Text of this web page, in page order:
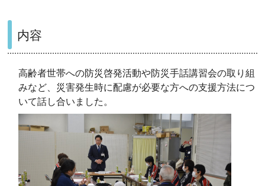
内容
高齢者世帯への防災啓発活動や防災手話講習会の取り組
みなど、災害発生時に配慮が必要な方への支援方法につ
いて話し合いました。